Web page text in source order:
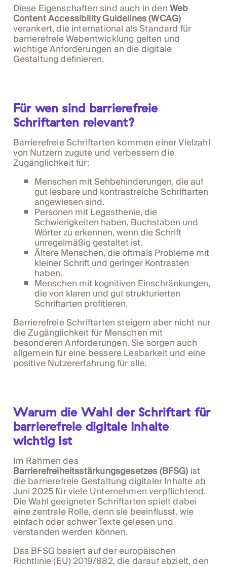
Diese Eigenschaften sind auch in denWeb
Content Accessibility Guidelines (WCAG)
verankert, die international als Standard für
barrierefreie Webentwicklung gelten und
wichtige Anforderungen an die digitale
Gestaltung definieren.
Für wen sind barrierefreie
Schriftarten relevant?
Barrierefreie Schriftarten kommen einer Vielzahl
von Nutzern zugute und verbessern die
Zugänglichkeit für:
Menschen mit Sehbehinderungen, die auf
gut lesbare und kontrastreiche Schriftarten
angewiesen sind.
Personen mit Legasthenie, die
Schwierigkeiten haben, Buchstaben und
Wörter zu erkennen, wenn die Schrift
unregelmäßig gestaltet ist.
Ältere Menschen, die oftmals Probleme mit
kleiner Schrift und geringer Kontrasten
haben.
Menschen mit kognitiven Einschränkungen,
die von klaren und gut strukturierten
Schriftarten profitieren.
Barrierefreie Schriftarten steigern aber nicht nur
die Zugänglichkeit für Menschen mit
besonderen Anforderungen. Sie sorgen auch
allgemein für eine bessere Lesbarkeit und eine
positive Nutzererfahrung für alle.
Warum die Wahl der Schriftart für
barrierefreie digitale Inhalte
wichtig ist
Im Rahmen des
Barrierefreiheitsstärkungsgesetzes (BFSG) ist
die barrierefreie Gestaltung digitaler Inhalte ab
Juni 2025 für viele Unternehmen verpflichtend.
Die Wahl geeigneter Schriftarten spielt dabei
eine zentrale Rolle, denn sie beeinflusst, wie
einfach oder schwer Texte gelesen und
verstanden werden können.
Das BFSG basiert auf der europäischen
Richtlinie (EU) 2019/882, die darauf abzielt, den